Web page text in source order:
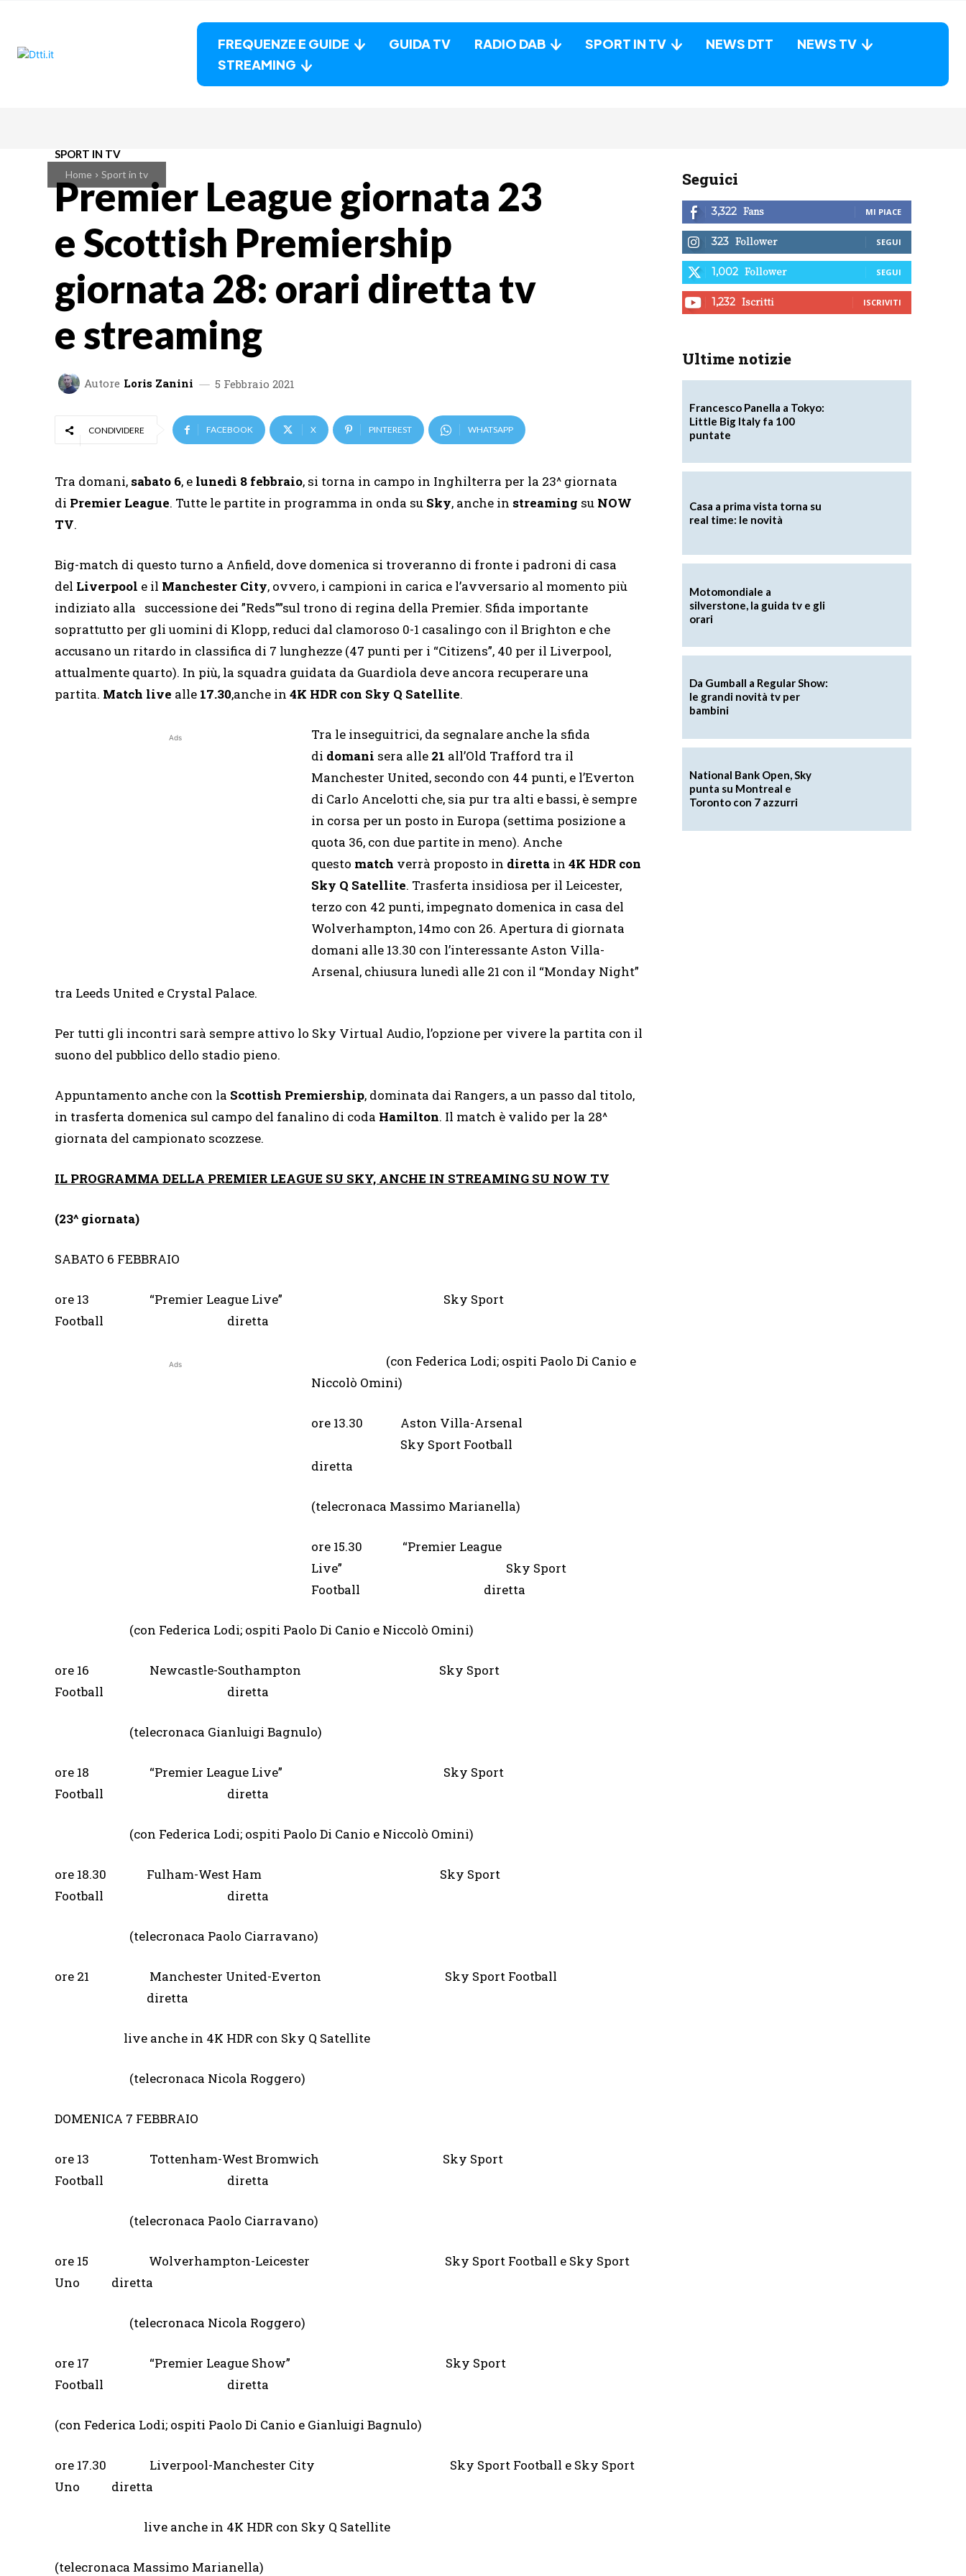
FREQUENZE E GUIDE GUIDA TV RADIO DAB SPORT IN TV NEWS DTT
NEWS TV
STREAMING
Home Sport in tv
SPORT IN TV
Premier League giornata 23
e Scottish Premiership
giornata 28: orari diretta tv
e streaming
Autore Loris Zanini 5 Febbraio 2021
CONDIVIDERE FACEBOOK X PINTEREST WHATSAPP
Tra domani, sabato 6, e lunedì 8 febbraio, si torna in campo in Inghilterra per la 23^ giornata
di Premier League. Tutte le partite in programma in onda su Sky, anche in streaming su NOW
TV.
Big-match di questo turno a Anfield, dove domenica si troveranno di fronte i padroni di casa
del Liverpool e il Manchester City, ovvero, i campioni in carica e l’avversario al momento più
indiziato alla successione dei ”Reds””sul trono di regina della Premier. Sfida importante
soprattutto per gli uomini di Klopp, reduci dal clamoroso 0-1 casalingo con il Brighton e che
accusano un ritardo in classifica di 7 lunghezze (47 punti per i “Citizens”, 40 per il Liverpool,
attualmente quarto). In più, la squadra guidata da Guardiola deve ancora recuperare una
partita. Match live alle 17.30,anche in 4K HDR con Sky Q Satellite.
Ads
Tra le inseguitrici, da segnalare anche la sfida
di domani sera alle 21 all’Old Trafford tra il
Manchester United, secondo con 44 punti, e l’Everton
di Carlo Ancelotti che, sia pur tra alti e bassi, è sempre
in corsa per un posto in Europa (settima posizione a
quota 36, con due partite in meno). Anche
questo match verrà proposto in diretta in 4K HDR con
Sky Q Satellite. Trasferta insidiosa per il Leicester,
terzo con 42 punti, impegnato domenica in casa del
Wolverhampton, 14mo con 26. Apertura di giornata
domani alle 13.30 con l’interessante Aston Villa-
Arsenal, chiusura lunedì alle 21 con il “Monday Night”
tra Leeds United e Crystal Palace.
Per tutti gli incontri sarà sempre attivo lo Sky Virtual Audio, l’opzione per vivere la partita con il
suono del pubblico dello stadio pieno.
Appuntamento anche con la Scottish Premiership, dominata dai Rangers, a un passo dal titolo,
in trasferta domenica sul campo del fanalino di coda Hamilton. Il match è valido per la 28^
giornata del campionato scozzese.
IL PROGRAMMA DELLA PREMIER LEAGUE SU SKY, ANCHE IN STREAMING SU NOW TV
(23^ giornata)
SABATO 6 FEBBRAIO
ore 13 “Premier League Live” Sky Sport
Football diretta
Ads
(con Federica Lodi; ospiti Paolo Di Canio e
Niccolò Omini)
ore 13.30 Aston Villa-Arsenal
Sky Sport Football
diretta
(telecronaca Massimo Marianella)
ore 15.30 “Premier League
Live” Sky Sport
Football diretta
(con Federica Lodi; ospiti Paolo Di Canio e Niccolò Omini)
ore 16 Newcastle-Southampton Sky Sport
Football diretta
(telecronaca Gianluigi Bagnulo)
ore 18 “Premier League Live” Sky Sport
Football diretta
(con Federica Lodi; ospiti Paolo Di Canio e Niccolò Omini)
ore 18.30 Fulham-West Ham Sky Sport
Football diretta
(telecronaca Paolo Ciarravano)
ore 21 Manchester United-Everton Sky Sport Football
diretta
live anche in 4K HDR con Sky Q Satellite
(telecronaca Nicola Roggero)
DOMENICA 7 FEBBRAIO
ore 13 Tottenham-West Bromwich Sky Sport
Football diretta
(telecronaca Paolo Ciarravano)
ore 15 Wolverhampton-Leicester Sky Sport Football e Sky Sport
Uno diretta
(telecronaca Nicola Roggero)
ore 17 “Premier League Show” Sky Sport
Football diretta
(con Federica Lodi; ospiti Paolo Di Canio e Gianluigi Bagnulo)
ore 17.30 Liverpool-Manchester City Sky Sport Football e Sky Sport
Uno diretta
live anche in 4K HDR con Sky Q Satellite
(telecronaca Massimo Marianella)
Seguici
3,322 Fans MI PIACE
323 Follower SEGUI
1,002 Follower SEGUI
1,232 Iscritti ISCRIVITI
Ultime notizie
Francesco Panella a Tokyo:
Little Big Italy fa 100
puntate
Casa a prima vista torna su
real time: le novità
Motomondiale a
silverstone, la guida tv e gli
orari
Da Gumball a Regular Show:
le grandi novità tv per
bambini
National Bank Open, Sky
punta su Montreal e
Toronto con 7 azzurri